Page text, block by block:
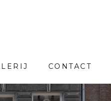
CONTACT